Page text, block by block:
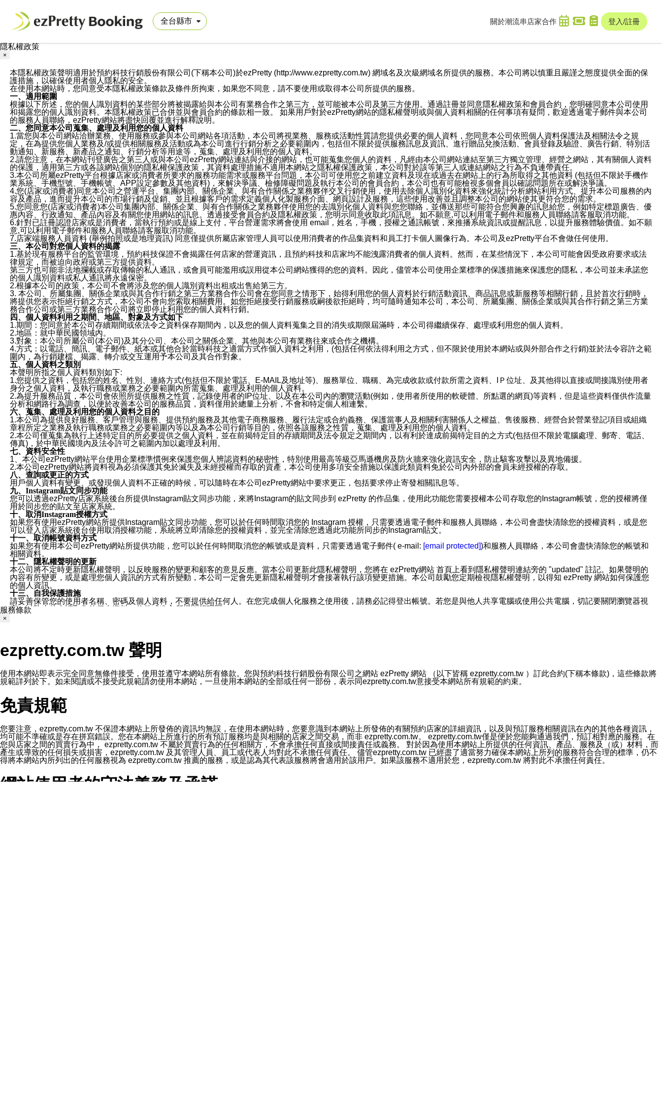
關於潮流串 店家合作 登入/註冊
隱私權政策
×
本隱私權政策聲明適用於預約科技行銷股份有限公司(下稱本公司)於ezPretty (http://www.ezpretty.com.tw) 網域名及次級網域名所提供的服務。本公司將以慎重且嚴謹之態度提供全面的保
護措施，以確保使用者個人隱私的安全。
在使用本網站時，您同意受本隱私權政策條款及條件所拘束，如果您不同意，請不要使用或取得本公司所提供的服務。
一、適用範圍
根據以下所述，您的個人識別資料的某些部分將被揭露給與本公司有業務合作之第三方，並可能被本公司及第三方使用。通過註冊並同意隱私權政策和會員合約，您明確同意本公司使用
和揭露您的個人識別資料。本隱私權政策已合併並與會員合約的條款相一致。 如果用戶對於ezPretty網站的隱私權聲明或與個人資料相關的任何事項有疑問，歡迎透過電子郵件與本公司
的服務人員聯絡，ezPretty網站將盡快回覆並進行解釋說明。
二、您同意本公司蒐集、處理及利用您的個人資料
1.當您與本公司網站洽辦業務、使用服務或參與本公司網站各項活動，本公司將視業務、服務或活動性質請您提供必要的個人資料，您同意本公司依照個人資料保護法及相關法令之規
定，在為提供您個人業務及/或提供相關服務及活動或為本公司進行行銷分析之必要範圍內，包括但不限於提供服務訊息及資訊、進行贈品兌換活動、會員登錄及驗證、廣告行銷、特別活
動通知、新服務、新產品之通知、行銷分析等用途等，蒐集、處理及利用您的個人資料。
2.請您注意，在本網站刊登廣告之第三人或與本公司ezPretty網站連結與介接的網站，也可能蒐集您個人的資料，凡經由本公司網站連結至第三方獨立管理、經營之網站，其有關個人資料
的保護，適用第三方或各該網站個別的隱私權保護政策，其資料處理措施不適用本網站之隱私權保護政策，本公司對於該等第三人或連結網站之行為不負連帶責任。
3.本公司所屬ezPretty平台根據店家或消費者所要求的服務功能需求或服務平台問題，本公司可使用您之前建立資料及現在或過去在網站上的行為所取得之其他資料 (包括但不限於手機作
業系統、手機型號、手機帳號、APP設定參數及其他資料)，來解決爭議、檢修障礙問題及執行本公司的會員合約，本公司也有可能檢視多個會員以確認問題所在或解決爭議。
4.您(店家或消費者)同意本公司之營運平台、集團內部、關係企業、與有合作關係之業務夥伴交叉行銷使用，使用去除個人識別化資料來強化統計分析網站利用方式、提升本公司服務的內
容及產品，進而提升本公司的市場行銷及促銷、並且根據客戶的需求定義個人化製服務介面、網頁設計及服務，這些使用改善並且調整本公司的網站使其更符合您的需求。
5.您同意您(店家或消費者)本公司集團內部、關係企業、與有合作關係之業務夥伴使用您的去識別化個人資料與您您聯絡，並傳送那些可能符合您興趣的訊息給您，例如特定標題廣告、優
惠內容、行政通知、產品內容及有關您使用網站的訊息。透過接受會員合約及隱私權政策，您明示同意收取此項訊息。如不願意,可以利用電子郵件和服務人員聯絡請客服取消功能。
6.針對已註冊認證店家或是消費者，當執行預約或是線上支付，平台營運需求將會使用 email，姓名，手機，授權之通訊帳號，來推播系統資訊或提醒訊息，以提升服務體驗價值。如不願
意,可以利用電子郵件和服務人員聯絡請客服取消功能。
7.店家端服務人員資料 (舉例拍照或是地理資訊) 同意僅提供所屬店家管理人員可以使用消費者的作品集資料和員工打卡個人圖像行為。本公司及ezPretty平台不會做任何使用。
三、本公司對您個人資料的揭露
1.基於現有服務平台的監管環境，預約科技保證不會揭露任何店家的營運資訊，且預約科技和店家均不能洩露消費者的個人資料。然而，在某些情況下，本公司可能會因受政府要求或法
律規定，而被迫向政府或第三方提供資料。
第三方也可能非法地攔截或存取傳輸的私人通訊，或會員可能濫用或誤用從本公司網站獲得的您的資料。因此，儘管本公司使用企業標準的保護措施來保護您的隱私，本公司並未承諾您
的個人識別資料或私人通訊將永遠保密。
2.根據本公司的政策，本公司不會將涉及您的個人識別資料出租或出售給第三方。
3. 本公司、所屬集團、關係企業或與其合作行銷之第三方業務合作公司會在您同意之情形下，始得利用您的個人資料於行銷活動資訊、商品訊息或新服務等相關行銷，且於首次行銷時，
將提供您表示拒絕行銷之方式，本公司不會向您索取相關費用。如您拒絕接受行銷服務或嗣後欲拒絕時，均可隨時通知本公司，本公司、所屬集團、關係企業或與其合作行銷之第三方業
務合作公司或第三方業務合作公司將立即停止利用您的個人資料行銷。
四、個人資料利用之期間、地區、對象及方式如下
1.期間：您同意於本公司存續期間或依法令之資料保存期間內，以及您的個人資料蒐集之目的消失或期限屆滿時，本公司得繼續保存、處理或利用您的個人資料。
2.地區：就中華民國領域內。
3.對象：本公司所屬公司(本公司)及其分公司、本公司之關係企業、其他與本公司有業務往來或合作之機構。
4.方式：以電話、簡訊、電子郵件、紙本或其他合於當時科技之適當方式作個人資料之利用，(包括任何依法得利用之方式，但不限於使用於本網站或與外部合作之行銷)並於法令容許之範
圍內，為行銷建檔、揭露、轉介或交互運用予本公司及其合作對象。
五、個人資料之類別
本聲明所指之個人資料類別如下:
1.您提供之資料，包括您的姓名、性別、連絡方式(包括但不限於電話、E-MAIL及地址等)、服務單位、職稱、為完成收款或付款所需之資料、IＰ位址、及其他得以直接或間接識別使用者
身分之個人資料，及執行職務或業務之必要範圍內所需蒐集、處理及利用的個人資料。
2.為提升服務品質，本公司會依照所提供服務之性質，記錄使用者的IP位址、以及在本公司內的瀏覽活動(例如，使用者所使用的軟硬體、所點選的網頁)等資料，但是這些資料僅供作流量
分析和網路行為調查，以便於改善本公司的服務品質，資料僅用於總量上分析，不會和特定個人相連繫。
六、蒐集、處理及利用您的個人資料之目的
1.本公司為提供良好服務、客戶管理與服務、提供預約服務及其他電子商務服務、履行法定或合約義務、保護當事人及相關利害關係人之權益、售後服務、經營合於營業登記項目或組織
章程所定之業務及執行職務或業務之必要範圍內等以及為本公司行銷等目的，依照各該服務之性質，蒐集、處理及利用您的個人資料。
2.本公司僅蒐集為執行上述特定目的所必要提供之個人資料，並在前揭特定目的存續期間及法令規定之期間內，以有利於達成前揭特定目的之方式(包括但不限於電腦處理、郵寄、電話、
傳真)，於中華民國境內及法令許可之範圍內加以處理及利用。
七、資料安全性
1、本公司ezPretty網站平台使用企業標準慣例來保護您個人辨認資料的秘密性，特別使用最高等級亞馬遜機房及防火牆來強化資訊安全，防止駭客攻擊以及異地備援。
2.本公司ezPretty網站將資料視為必須保護其免於滅失及未經授權而存取的資產，本公司使用多項安全措施以保護此類資料免於公司內外部的會員未經授權的存取。
八、查詢或更正的方式
用戶個人資料有變更、或發現個人資料不正確的時候，可以隨時在本公司ezPretty網站中要求更正，包括要求停止寄發相關訊息等。
九、Instagram貼文同步功能
您可以透過ezPretty店家系統後台所提供Instagram貼文同步功能，來將Instagram的貼文同步到 ezPretty 的作品集，使用此功能您需要授權本公司存取您的Instagram帳號，您的授權將僅
用於同步您的貼文至店家系統。
十、取消Instagram授權方式
如果您有使用ezPretty網站所提供Instagram貼文同步功能，您可以於任何時間取消您的 Instagram 授權，只需要透過電子郵件和服務人員聯絡，本公司會盡快清除您的授權資料，或是您
可以登入店家系統後台使用取消授權功能，系統將立即清除您的授權資料，並完全清除您透過此功能所同步的Instagram貼文。
十一、取消帳號資料方式
如果您有使用本公司ezPretty網站所提供功能，您可以於任何時間取消您的帳號或是資料，只需要透過電子郵件( e-mail: [email protected])和服務人員聯絡，本公司會盡快清除您的帳號和
相關資料。
十二、隱私權聲明的更新
本公司將不定時更新隱私權聲明，以反映服務的變更和顧客的意見反應。當本公司更新此隱私權聲明，您將在 ezPretty網站 首頁上看到隱私權聲明連結旁的 "updated" 註記。如果聲明的
內容有所變更，或是處理您個人資訊的方式有所變動，本公司一定會先更新隱私權聲明才會接著執行該項變更措施。本公司鼓勵您定期檢視隱私權聲明，以得知 ezPretty 網站如何保護您
的個人資訊。
十三、自我保護措施
請妥善保管您的使用者名稱、密碼及個人資料，不要提供給任何人。在您完成個人化服務之使用後，請務必記得登出帳號。若您是與他人共享電腦或使用公共電腦，切記要關閉瀏覽器視
窗，以防止他人讀取您的個人資料、信件或進入所機關管理區。
本公司/本服務將以通知型訊息傳送重要訊息給您。即使未加入本公司/本服務好友，您仍可接收到通知型訊息。
本公司/本服務傳送之通知型訊息以對您有效且重要的訊息為限，以廣告或其他目的的訊息皆不會被傳送。滿足以下三個條件者，將可收到通知型訊息。
2.該 LINE 帳號已在 LINE APP 設定中，同意接收通知型訊息。
3.LINE 帳號未封鎖傳送訊息之 LINE 官方帳號。
欲變更通知型訊息的設定，操作如下：
1.點選「主頁」＞「設定」
2.點選「隱私設定」
3.點選「提供使用資料」
5.開關「接收LINE通知型訊息」
❗️關閉「接收通知型訊息」後，將不會接收到來自任何企業官方帳號或認證官方帳號的通知型訊息。
服務條款
×
ezpretty.com.tw 聲明
使用本網站即表示完全同意無條件接受，使用並遵守本網站所有條款。您與預約科技行銷股份有限公司之網站 ezPretty 網站 （以下皆稱 ezpretty.com.tw ）訂此合約(下稱本條款)，這些條款將
規範詳列於下。如未閱讀或不接受此規範請勿使用本網站，一旦使用本網站的全部或任何一部份，表示同ezpretty.com.tw意接受本網站所有規範的約束。
免責規範
您要注意，ezpretty.com.tw 不保證本網站上所發佈的資訊均無誤，在使用本網站時，您要意識到本網站上所發佈的有關預約店家的詳細資訊，以及與預訂服務相關資訊在內的其他各種資訊，
均可能不準確或是存在拼寫錯誤。您在本網站上所進行的所有預訂服務均是與相關的店家之間交易，而非 ezpretty.com.tw。 ezpretty.com.tw僅是便於您能夠通過我們，預訂相對應的服務。在
您與店家之間的買賣行為中， ezpretty.com.tw 不屬於買賣行為的任何相關方，不會承擔任何直接或間接責任或義務。 對於因為使用本網站上所提供的任何資訊、產品、服務及（或）材料，而
產生或導致的任何損失或損害，ezpretty.com.tw 及其管理人員、員工或代表人均對此不承擔任何責任。 儘管ezpretty.com.tw 已經盡了適當努力確保本網站上所列的服務符合合理的標準，仍不
得將本網站內所列出的任何服務視為 ezpretty.com.tw 推薦的服務，或是認為其代表該服務將會適用於該用戶。如果該服務不適用於您，ezpretty.com.tw 將對此不承擔任何責任。
網站使用者的守法義務及承諾